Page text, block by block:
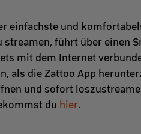
einfachste und
streamen, führt über einen
mit dem Internet
als die Zattoo App
und sofort
du hier.